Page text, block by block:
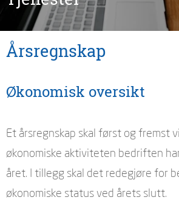
Årsregnskap
Økonomisk oversikt
Et årsregnskap skal først og fremst
økonomiske aktiviteten bedriften
året. I tillegg skal det redegjøre for
økonomiske status ved årets slutt.